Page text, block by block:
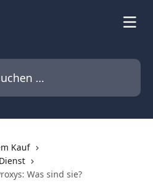
Kauf
Was sind sie?